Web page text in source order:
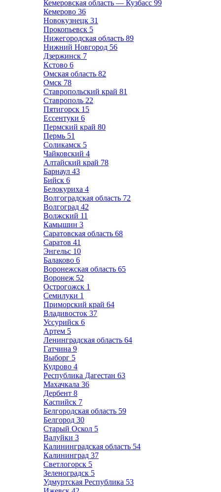
Кемеровская область — Кузбасс 99
Кемерово 36
Новокузнецк 31
Прокопьевск 5
Нижегородская область 89
Нижний Новгород 56
Дзержинск 7
Кстово 6
Омская область 82
Омск 78
Ставропольский край 81
Ставрополь 22
Пятигорск 15
Ессентуки 6
Пермский край 80
Пермь 51
Соликамск 5
Чайковский 4
Алтайский край 78
Барнаул 43
Бийск 6
Белокуриха 4
Волгоградская область 72
Волгоград 42
Волжский 11
Камышин 3
Саратовская область 68
Саратов 41
Энгельс 10
Балаково 6
Воронежская область 65
Воронеж 52
Острогожск 1
Семилуки 1
Приморский край 64
Владивосток 37
Уссурийск 6
Артем 5
Ленинградская область 64
Гатчина 9
Выборг 5
Кудрово 4
Республика Дагестан 63
Махачкала 36
Дербент 8
Каспийск 7
Белгородская область 59
Белгород 30
Старый Оскол 5
Валуйки 3
Калининградская область 54
Калининград 37
Светлогорск 5
Зеленоградск 5
Удмуртская Республика 53